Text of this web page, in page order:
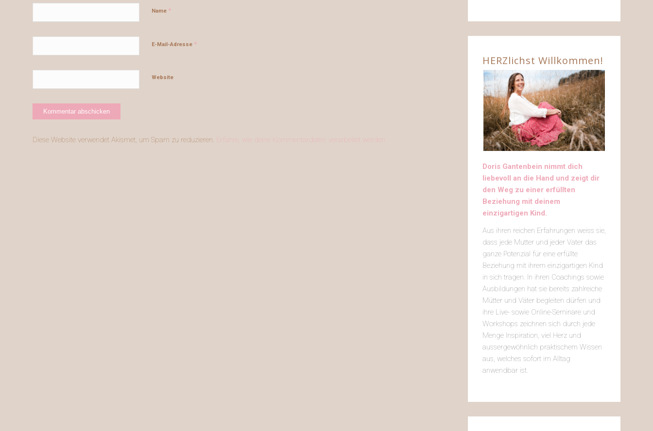
Name *
E-Mail-Adresse *
Website
Diese Website verwendet Akismet, um Spam zu reduzieren. Erfahre, wie deine Kommentardaten verarbeitet werden.
HERZlichst Willkommen!
Doris Gantenbein nimmt dich
liebevoll an die Hand und zeigt dir
den Weg zu einer erfüllten
Beziehung mit deinem
einzigartigen Kind.
Aus ihren reichen Erfahrungen weiss sie,
dass jede Mutter und jeder Vater das
ganze Potenzial für eine erfüllte
Beziehung mit ihrem einzigartigen Kind
in sich tragen. In ihren Coachings sowie
Ausbildungen hat sie bereits zahlreiche
Mütter und Väter begleiten dürfen und
ihre Live- sowie Online-Seminare und
Workshops zeichnen sich durch jede
Menge Inspiration, viel Herz und
aussergewöhnlich praktischem Wissen
aus, welches sofort im Alltag
anwendbar ist.